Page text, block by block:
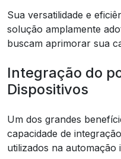
Sua versatilidade e
solução amplamente
buscam aprimorar sua
Integração do
Dispositivos
Um dos grandes
capacidade de
utilizados na automação